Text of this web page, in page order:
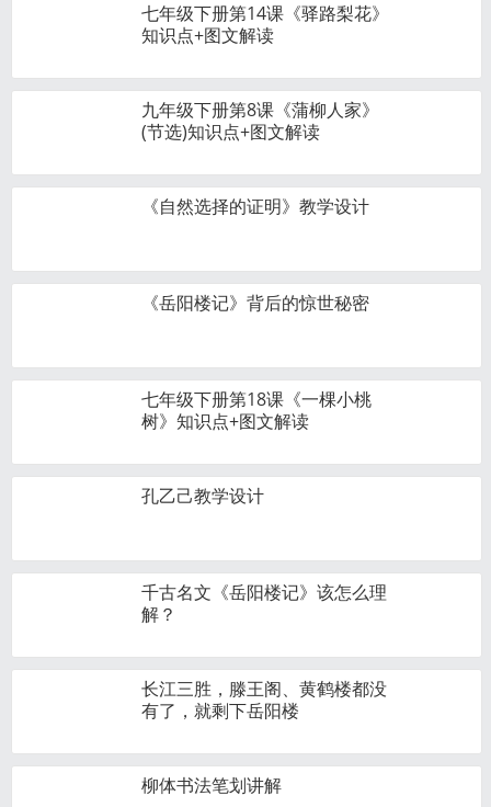
七年级下册第14课《驿路梨花》
知识点+图文解读
九年级下册第8课《蒲柳人家》
(节选)知识点+图文解读
《自然选择的证明》教学设计
《岳阳楼记》背后的惊世秘密
七年级下册第18课《一棵小桃
树》知识点+图文解读
孔乙己教学设计
千古名文《岳阳楼记》该怎么理
解？
长江三胜，滕王阁、黄鹤楼都没
有了，就剩下岳阳楼
柳体书法笔划讲解